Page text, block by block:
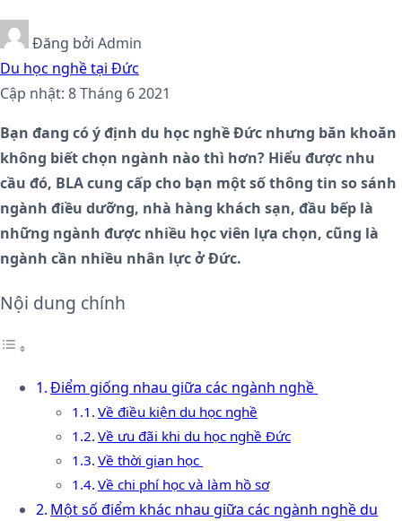
Đăng bởi Admin
Du học nghề tại Đức
Cập nhật: 8 Tháng 6 2021
Bạn đang có ý định du học nghề Đức nhưng băn khoăn
không biết chọn ngành nào thì hơn? Hiểu được nhu
cầu đó, BLA cung cấp cho bạn một số thông tin so sánh
ngành điều dưỡng, nhà hàng khách sạn, đầu bếp là
những ngành được nhiều học viên lựa chọn, cũng là
ngành cần nhiều nhân lực ở Đức.
Nội dung chính
Điểm giống nhau giữa các ngành nghề
Về điều kiện du học nghề
Về ưu đãi khi du học nghề Đức
Về thời gian học
Về chi phí học và làm hồ sơ
Một số điểm khác nhau giữa các ngành nghề du